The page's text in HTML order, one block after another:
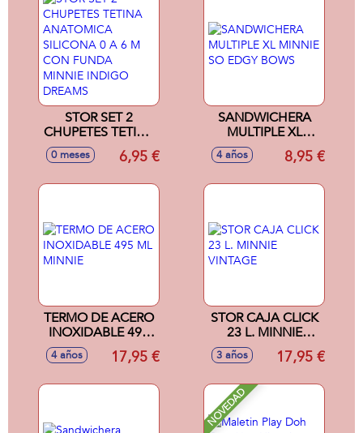
STOR SET 2
CHUPETES TETINA
ANATOMICA
SILICONA 0 A 6 M
0 meses 6,95 €
SANDWICHERA
MULTIPLE XL
MINNIE SO EDGY
BOWS
4 años 8,95 €
TERMO DE ACERO
INOXIDABLE 495
ML MINNIE
4 años 17,95 €
STOR CAJA CLICK
23 L. MINNIE
VINTAGE
3 años 17,95 €
NOVEDAD